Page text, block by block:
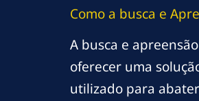
Como a busca e
A busca e
oferecer uma
utilizado para